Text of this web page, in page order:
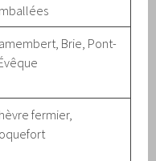
Brie, Pont-
fermier,